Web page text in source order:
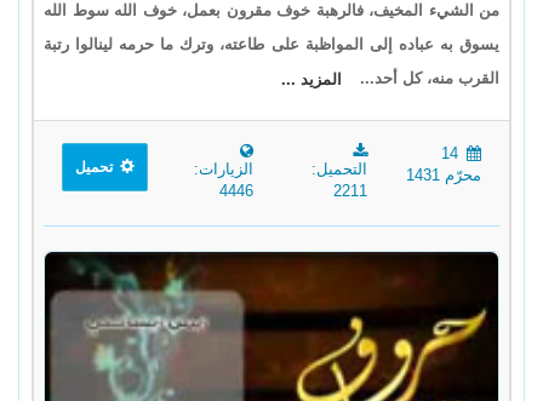
من الشيء المخيف، فالرهبة خوف مقرون بعمل، خوف الله سوط الله
يسوق به عباده إلى المواظبة على طاعته، وترك ما حرمه لينالوا رتبة
القرب منه، كل أحد...
المزيد ...
14
محرّم 1431
التحميل:
2211
الزيارات:
4446
تحميل